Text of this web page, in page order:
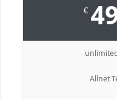
€
Allnet